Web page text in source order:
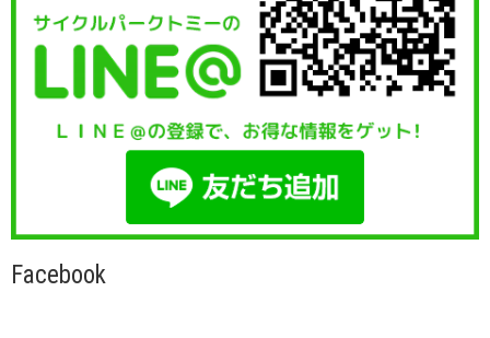
Facebook